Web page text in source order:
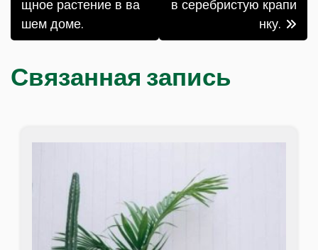
по
записям
щное растение в ва
шем доме.
в серебристую крапи
нку.
Связанная запись